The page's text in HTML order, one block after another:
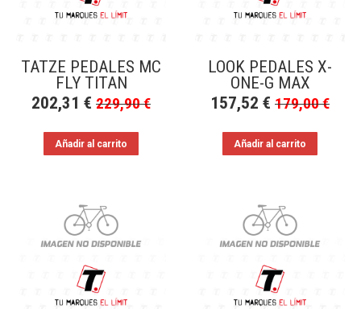
TATZE PEDALES MC
FLY TITAN
202,31 € 229,90€
Añadir al carrito
LOOK PEDALES X-
ONE-G MAX
157,52 € 179,00€
Añadir al carrito